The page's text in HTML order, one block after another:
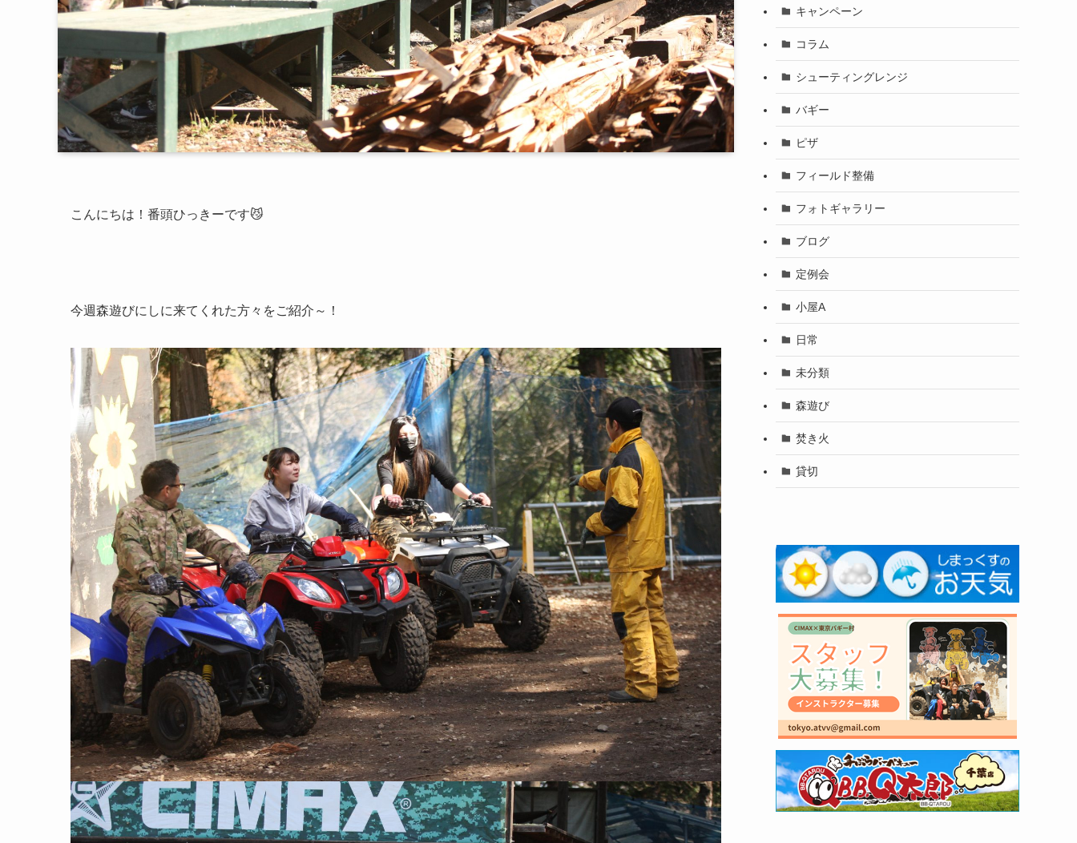
こんにちは！番頭ひっきーです😼
今週森遊びにしに来てくれた方々をご紹介～！
キャンペーン
コラム
シューティングレンジ
バギー
ピザ
フィールド整備
フォトギャラリー
ブログ
定例会
小屋A
日常
未分類
森遊び
焚き火
貸切